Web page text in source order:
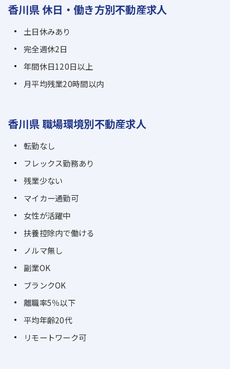
香川県 休日・働き方別不動産求人
土日休みあり
完全週休2日
年間休日120日以上
月平均残業20時間以内
香川県 職場環境別不動産求人
転勤なし
フレックス勤務あり
残業少ない
マイカー通勤可
女性が活躍中
扶養控除内で働ける
ノルマ無し
副業OK
ブランクOK
離職率5％以下
平均年齢20代
リモートワーク可